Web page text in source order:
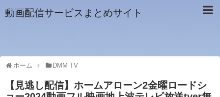
動画配信サービスまとめサイト
ホーム DMM TV
【見逃し配信】ホームアローン2金曜ロードシ